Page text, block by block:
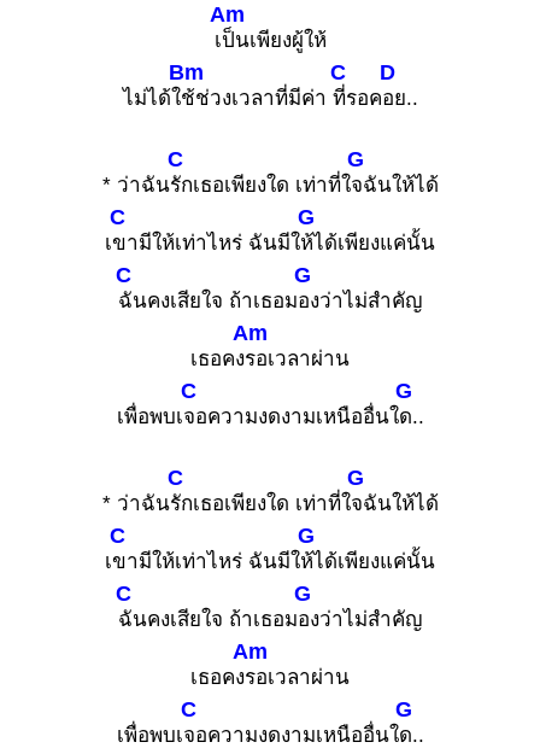
เ
Am
ป็นเพียงผู้ให้
ไม่ได้ใ
Bm
ช้ช่วงเวลาที่มีค่า
C
ที่รอค
D
อย..
* ว่าฉัน
C
รักเธอเพียงใด เท่าที่ใ
G
จฉันให้ได้
เ
C
ขามีให้เท่าไหร่ ฉันมีใ
G
ห้ได้เพียงแค่นั้น
C
ฉันคงเสียใจ ถ้าเธอม
G
องว่าไม่สำคัญ
เธอคง
Am
รอเวลาผ่าน
เพื่อพบเ
C
จอความงดงามเหนืออื่นใ
G
ด..
* ว่าฉัน
C
รักเธอเพียงใด เท่าที่ใ
G
จฉันให้ได้
เ
C
ขามีให้เท่าไหร่ ฉันมีใ
G
ห้ได้เพียงแค่นั้น
C
ฉันคงเสียใจ ถ้าเธอม
G
องว่าไม่สำคัญ
เธอคง
Am
รอเวลาผ่าน
เพื่อพบเ
C
จอความงดงามเหนืออื่นใ
G
ด..